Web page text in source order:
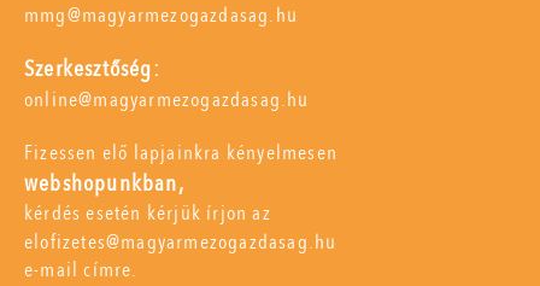
mmg@magyarmezogazdasag.hu
Szerkesztőség:
online@magyarmezogazdasag.hu
Fizessen elő lapjainkra kényelmesen
webshopunkban,
kérdés esetén kérjük írjon az
elofizetes@magyarmezogazdasag.hu
e-mail címre.